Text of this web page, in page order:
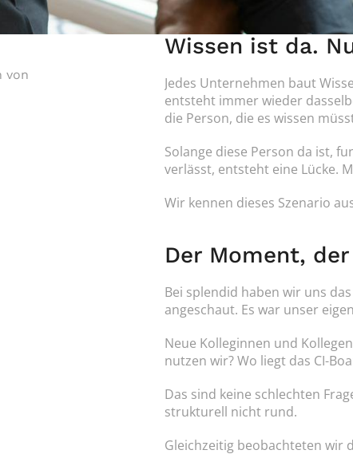
von
Wissen ist da.
Jedes Unternehmen baut
entsteht immer wieder
die Person, die es wissen
Solange diese Person da ist,
verlässt, entsteht eine Lücke.
Wir kennen dieses Szenario
Der Moment,
Bei splendid haben wir uns
angeschaut. Es war unser
Neue Kolleginnen und
nutzen wir? Wo liegt das CI-
Das sind keine schlechten
strukturell nicht rund.
Gleichzeitig beobachteten wir